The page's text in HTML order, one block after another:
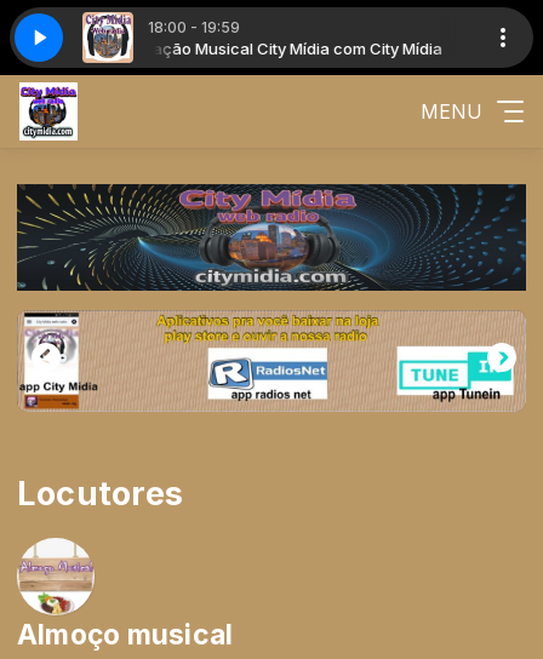
18:00 - 19:59
Programação Musical City Mídia com City Mídia
MENU
Locutores
Almoço musical